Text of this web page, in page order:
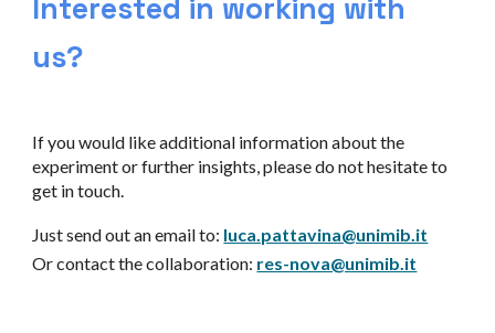
Interested in working with
us?
If you would like additional information about the
experiment or further insights, please do not hesitate to
get in touch.
Just send out an email to: luca.pattavina@unimib.it
Or contact the collaboration: res-nova@unimib.it